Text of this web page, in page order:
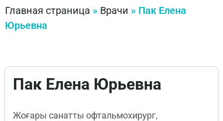
Главная страница » Врачи » Пак Елена
Юрьевна
Пак Елена Юрьевна
Жоғары санатты офтальмохирург,